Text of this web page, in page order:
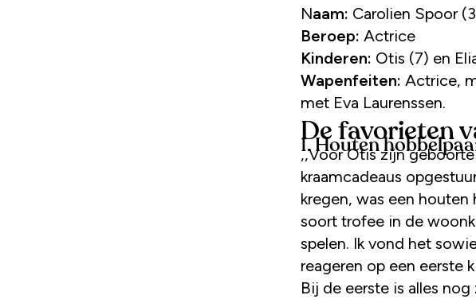
Naam: Carolien Spoor
Beroep: Actrice
Kinderen: Otis (7) en
Wapenfeiten: Actrice,
met Eva Laurenssen.
De favorieten
1. Houten
,,Voor Otis zijn
kraamcadeaus
kregen, was een houten
soort trofee in de
spelen. Ik vond het
reageren op een eerste
Bij de eerste is alles